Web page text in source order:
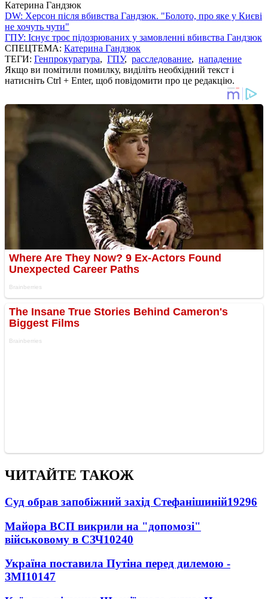
Катерина Гандзюк
DW: Херсон після вбивства Гандзюк. "Болото, про яке у Києві
не хочуть чути"
ГПУ: Існує троє підозрюваних у замовленні вбивства Гандзюк
СПЕЦТЕМА: Катерина Гандзюк
ТЕГИ: Генпрокуратура, ГПУ, расследование, нападение
Якщо ви помітили помилку, виділіть необхідний текст і
натисніть Ctrl + Enter, щоб повідомити про це редакцію.
ЧИТАЙТЕ ТАКОЖ
Суд обрав запобіжний захід Стефанішиній19296
Майора ВСП викрили на "допомозі"
військовому в СЗЧ10240
Україна поставила Путіна перед дилемою -
ЗМІ10147